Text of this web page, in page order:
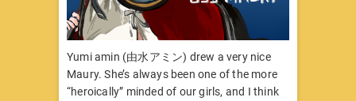
Yumi amin (由水アミン) drew a very nice
Maury. She’s always been one of the more
“heroically” minded of our girls, and I think